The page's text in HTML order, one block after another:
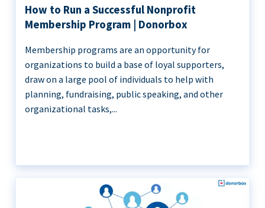
How to Run a Successful Nonprofit
Membership Program | Donorbox
Membership programs are an opportunity for
organizations to build a base of loyal supporters,
draw on a large pool of individuals to help with
planning, fundraising, public speaking, and other
organizational tasks,...